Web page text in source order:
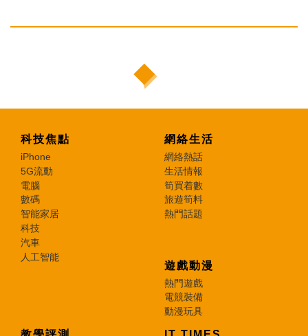
科技焦點
iPhone
5G流動
電腦
數碼
智能家居
科技
汽車
人工智能
網絡生活
網絡熱話
生活情報
筍買着數
旅遊筍料
熱門話題
遊戲動漫
熱門遊戲
電競裝備
動漫玩具